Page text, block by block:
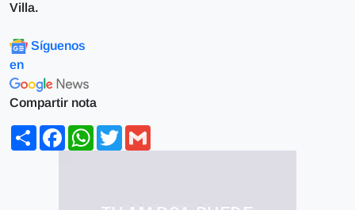
Villa.
Síguenos
en
Compartir nota
ShareFacebookWhatsApp
Twitter